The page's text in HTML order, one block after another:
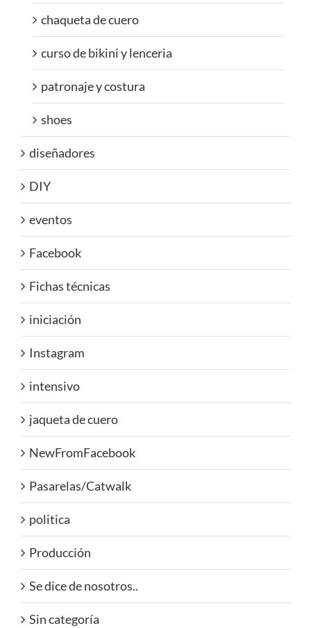
chaqueta de cuero
curso de bikini y lenceria
patronaje y costura
shoes
diseñadores
DIY
eventos
Facebook
Fichas técnicas
iniciación
Instagram
intensivo
jaqueta de cuero
NewFromFacebook
Pasarelas/Catwalk
politica
Producción
Se dice de nosotros..
Sin categoría